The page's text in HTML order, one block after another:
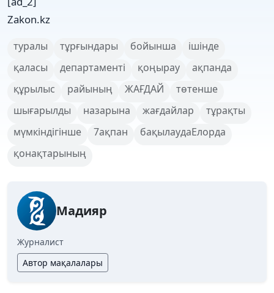
Zakon.kz
туралы тұрғындары бойынша
ішінде
қаласы
департаменті қоңырау
ақпанда
құрылыс
райының ЖАҒДАЙ
төтенше
шығарылды
назарына жағдайлар
тұрақты
мүмкіндігінше
7ақпан
бақылаудаЕлорда
қонақтарының
Мадияр
Журналист
Автор мақалалары